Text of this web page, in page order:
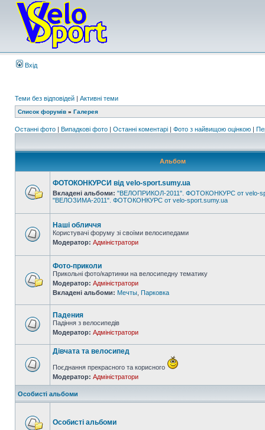
Вхід
Теми без відповідей | Активні теми
Список форумів » Галерея
Останні фото | Випадкові фото | Останні коментарі | Фото з найвищою оцінкою |
Альбом
ФОТОКОНКУРСИ від velo-sport.sumy.ua
Вкладені альбоми: "ВЕЛОПРИКОЛ-2011". ФОТОКОНКУРС от velo-
"ВЕЛОЗИМА-2011". ФОТОКОНКУРС от velo-sport.sumy.ua
Наші обличчя
Користувачі форуму зі своїми велосипедами
Модератор: Адміністратори
Фото-приколи
Прикольні фото/картинки на велосипедну тематику
Модератор: Адміністратори
Вкладені альбоми: Мечты Парковка
Падения
Падіння з велосипедів
Модератор: Адміністратори
Дівчата та велосипед
Поєднання прекрасного та корисного
Модератор: Адміністратори
Особисті альбоми
Особисті альбоми